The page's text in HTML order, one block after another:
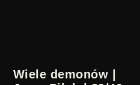
Wiele demonów |